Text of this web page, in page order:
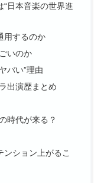
日本音楽の世界進
用するのか
いのか
バい”理由
出演歴まとめ
時代が来る？
ション上がるこ